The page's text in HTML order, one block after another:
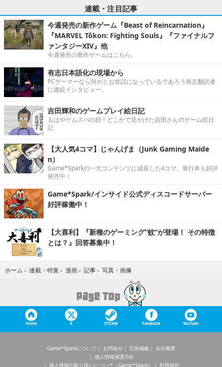
連載・注目記事
今週発売の新作ゲーム『Beast of Reincarnation』
『MARVEL Tōkon: Fighting Souls』『ファイナルフ
ァンタジーXIV』他
今週発売の新作ゲームはこちら。
有志日本語化の現場から
PCゲーマーなら何かとお世話になっているであろう有志翻訳者
に連続インタビュー。
吉田輝和のゲームプレイ絵日記
もはやゲムスパの顔！どこかで見かけた吉田さんのゲーム絵日
記
【大人気4コマ】じゃんげま（Junk Gaming Maide
n）
Game*Sparkの一大コンテンツに成長した4コマ。単行本も好評
発売中！
Game*Spark/インサイド公式ディスコードサーバー
好評稼働中！
【大喜利】『新種のゲーミング“蚊”が登場！ その特徴
とは？』回答募集中！
ホーム › 連載・特集 › 漫画 › 記事 › 写真・画像
Home X STEAM Facebook YouTube
Game*Sparkについて お問合せ 広告掲載
会社概要
個人情報保護方針
個人情報の取り扱いについて（Game*Spark）
利用規約